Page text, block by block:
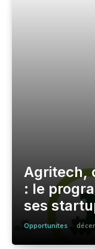
Agritech,
: le
ses
Opportunites